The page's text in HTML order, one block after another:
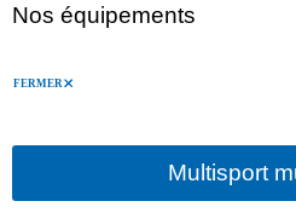
Nos équipements
FERMER
Multisport